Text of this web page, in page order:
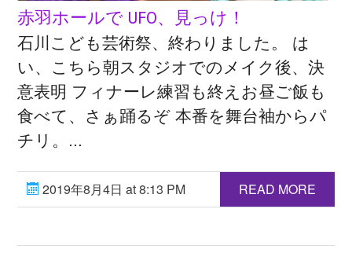
赤羽ホールで UFO、見っけ！
石川こども芸術祭、終わりました。 は
い、こちら朝スタジオでのメイク後、決
意表明 フィナーレ練習も終えお昼ご飯も
食べて、さぁ踊るぞ 本番を舞台袖からパ
チリ。...
2019年8月4日 at 8:13 PM READ MORE